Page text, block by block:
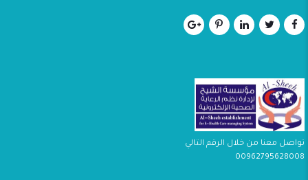
تواصل معنا من خلال الرقم التالي
00962795628008